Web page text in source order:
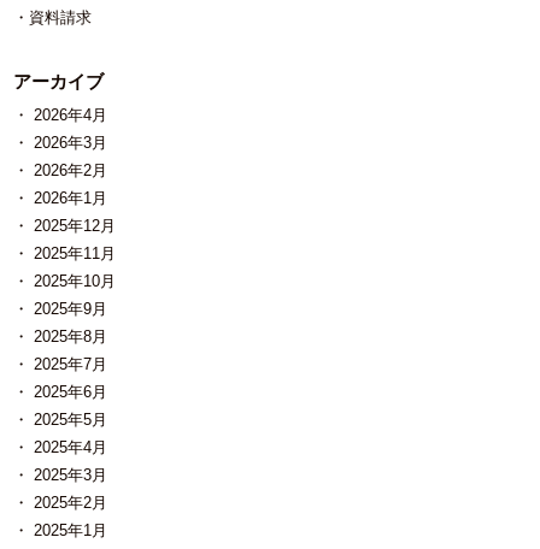
資料請求
アーカイブ
2026年4月
2026年3月
2026年2月
2026年1月
2025年12月
2025年11月
2025年10月
2025年9月
2025年8月
2025年7月
2025年6月
2025年5月
2025年4月
2025年3月
2025年2月
2025年1月